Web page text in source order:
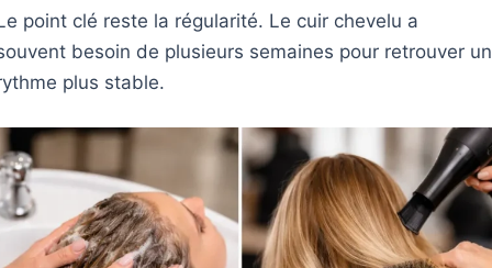
point clé reste la régularité. Le cuir chevelu a
besoin de plusieurs semaines pour retrouver un
plus stable.